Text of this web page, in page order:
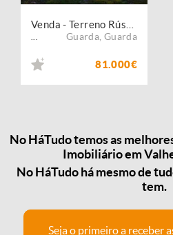
Guarda Guarda
81.000€
No HáTudo temos as
Imobiliário em
No HáTudo há mesmo de
tem.
Seja o primeiro a receber